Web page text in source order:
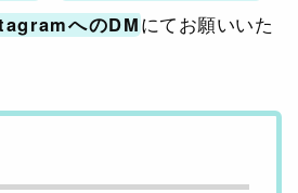
へのDMにてお願いいた